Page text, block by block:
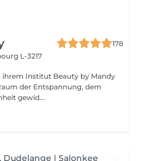
178
L-3217
ihrem Institut Beauty by Mandy
der Entspannung, dem
gewid...